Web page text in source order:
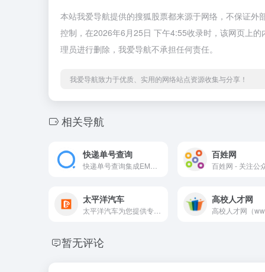
本站我爱导航提供的搜狐股票都来源于网络，不保证
控制，在2026年6月25日 下午4:55收录时，该网页上
理员进行删除，我爱导航不承担任何责任。
我爱导航致力于优质、实用的网络站点资源收集与分享！
相关导航
快递单号查询 百姓网
百姓网 - 关注公
太平洋汽车 高校人才网
暂无评论